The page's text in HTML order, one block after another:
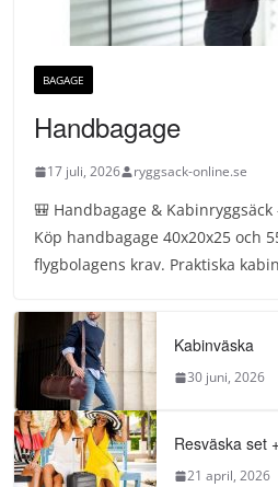
BAGAGE
Handbagage
17 juli, 2026 ryggsack-online.se
🎒 Handbagage &
Köp handbagage 40x20x25 och
flygbolagens krav. Praktiska
Kabinväska
30 juni, 2026
Resväska set
21 april, 2026